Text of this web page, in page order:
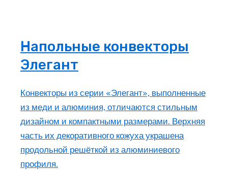
Напольные конвекторы
Элегант
Конвекторы из серии «Элегант», выполненные
из меди и алюминия, отличаются стильным
дизайном и компактными размерами. Верхняя
часть их декоративного кожуха украшена
продольной решёткой из алюминиевого
профиля.